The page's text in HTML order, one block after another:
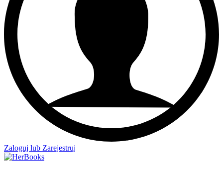
Zaloguj lub Zarejestruj